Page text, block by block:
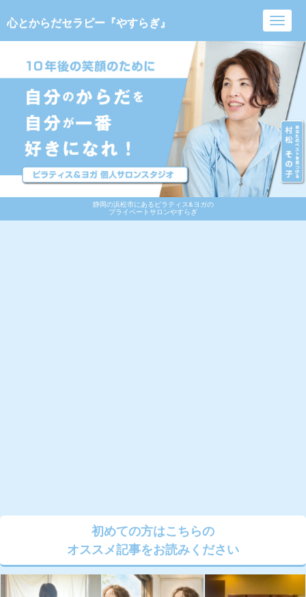
静岡の浜松市にあるピラティス&ヨガの
プライベートサロンやすらぎ
心とからだセラピー『やすらぎ』
初めての方はこちらの
オススメ記事をお読みください